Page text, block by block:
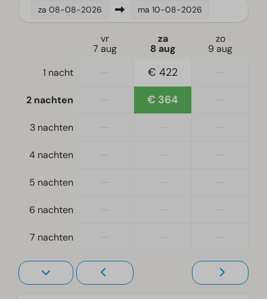
Ligging
Eenpersoonsbed(den): 4
Eenpersoonsdekbedden en kussens
Tweepersoonsbed(den): 1
Toegankelijkheid
Woonkamer
za 08-08-2026 ma 10-08-2026
vr
7 aug
za
8 aug
zo
9 aug
1 nacht
€ 422
2 nachten € 364
3 nachten
4 nachten
5 nachten
6 nachten
7 nachten